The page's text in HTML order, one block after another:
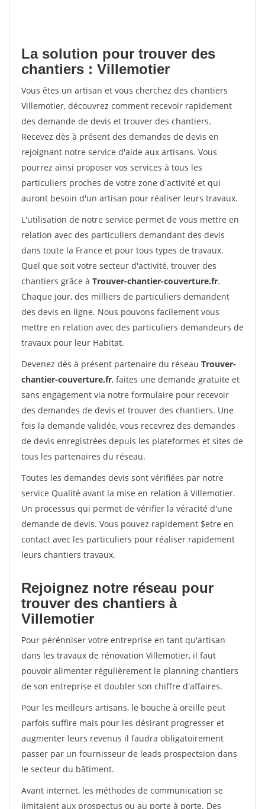
La solution pour trouver des
chantiers : Villemotier
Vous êtes un artisan et vous cherchez des chantiers
Villemotier, découvrez comment recevoir rapidement
des demande de devis et trouver des chantiers.
Recevez dès à présent des demandes de devis en
rejoignant notre service d'aide aux artisans. Vous
pourrez ainsi proposer vos services à tous les
particuliers proches de votre zone d'activité et qui
auront besoin d'un artisan pour réaliser leurs travaux.
L'utilisation de notre service permet de vous mettre en
relation avec des particuliers demandant des devis
dans toute la France et pour tous types de travaux.
Quel que soit votre secteur d'activité, trouver des
chantiers grâce à Trouver-chantier-couverture.fr.
Chaque jour, des milliers de particuliers demandent
des devis en ligne. Nous pouvons facilement vous
mettre en relation avec des particuliers demandeurs de
travaux pour leur Habitat.
Devenez dès à présent partenaire du réseau Trouver-
chantier-couverture.fr, faites une demande gratuite et
sans engagement via notre formulaire pour recevoir
des demandes de devis et trouver des chantiers. Une
fois la demande validée, vous recevrez des demandes
de devis enregistrées depuis les plateformes et sites de
tous les partenaires du réseau.
Toutes les demandes devis sont vérifiées par notre
service Qualité avant la mise en relation à Villemotier.
Un processus qui permet de vérifier la véracité d'une
demande de devis. Vous pouvez rapidement $etre en
contact avec les particuliers pour réaliser rapidement
leurs chantiers travaux.
Rejoignez notre réseau pour
trouver des chantiers à
Villemotier
Pour pérénniser votre entreprise en tant qu'artisan
dans les travaux de rénovation Villemotier, il faut
pouvoir alimenter régulièrement le planning chantiers
de son entreprise et doubler son chiffre d'affaires.
Pour les meilleurs artisans, le bouche à oreille peut
parfois suffire mais pour les désirant progresser et
augmenter leurs revenus il faudra obligatoirement
passer par un fournisseur de leads prospectsion dans
le secteur du bâtiment.
Avant internet, les méthodes de communication se
limitaient aux prospectus ou au porte à porte. Des